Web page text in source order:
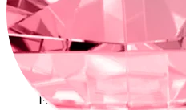
Vízálló
Fülpiercingek